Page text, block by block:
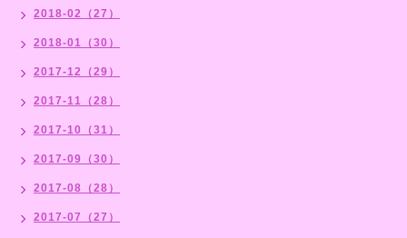
2018-02（27）
2018-01（30）
2017-12（29）
2017-11（28）
2017-10（31）
2017-09（30）
2017-08（28）
2017-07（27）